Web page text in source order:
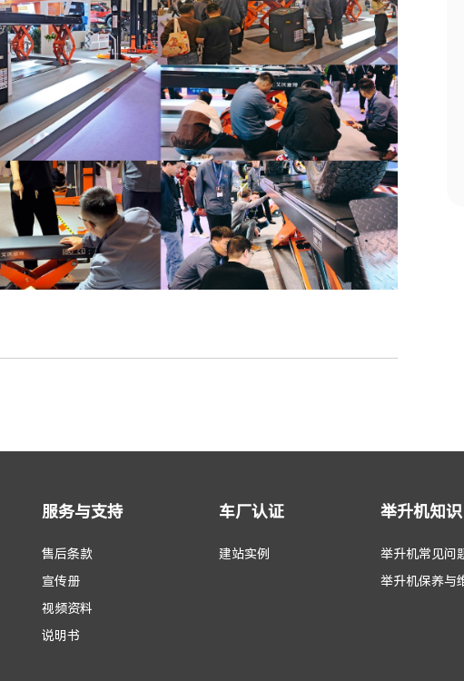
服务与支持
售后条款
宣传册
视频资料
说明书
车厂认证
建站实例
举升机知识
举升机常见问
举升机保养与